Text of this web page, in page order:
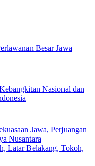
Besar Jawa
Nasional dan
Jawa, Perjuangan
Nusantara
Latar Belakang, Tokoh,